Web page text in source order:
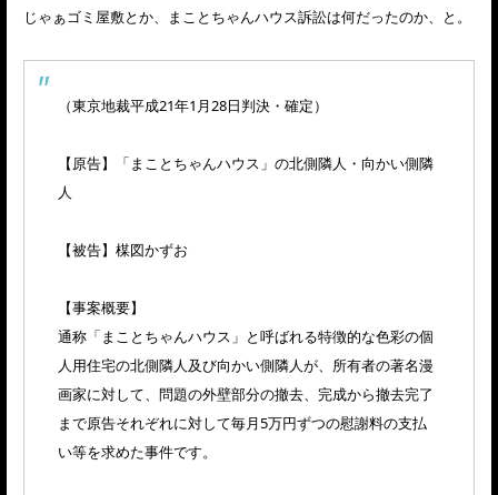
じゃぁゴミ屋敷とか、まことちゃんハウス訴訟は何だったのか、と。
（東京地裁平成21年1月28日判決・確定）
【原告】「まことちゃんハウス」の北側隣人・向かい側隣
人
【被告】楳図かずお
【事案概要】
通称「まことちゃんハウス」と呼ばれる特徴的な色彩の個
人用住宅の北側隣人及び向かい側隣人が、所有者の著名漫
画家に対して、問題の外壁部分の撤去、完成から撤去完了
まで原告それぞれに対して毎月5万円ずつの慰謝料の支払
い等を求めた事件です。